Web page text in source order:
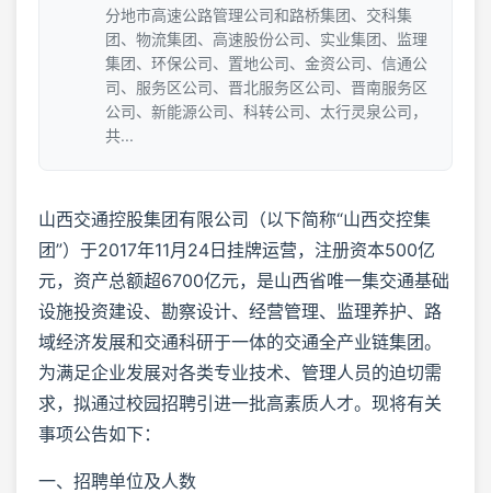
分地市高速公路管理公司和路桥集团、交科集
团、物流集团、高速股份公司、实业集团、监理
集团、环保公司、置地公司、金资公司、信通公
司、服务区公司、晋北服务区公司、晋南服务区
公司、新能源公司、科转公司、太行灵泉公司，
共...
山西交通控股集团有限公司（以下简称“山西交控集
团”）于2017年11月24日挂牌运营，注册资本500亿
元，资产总额超6700亿元，是山西省唯一集交通基础
设施投资建设、勘察设计、经营管理、监理养护、路
域经济发展和交通科研于一体的交通全产业链集团。
为满足企业发展对各类专业技术、管理人员的迫切需
求，拟通过校园招聘引进一批高素质人才。现将有关
事项公告如下：
一、招聘单位及人数